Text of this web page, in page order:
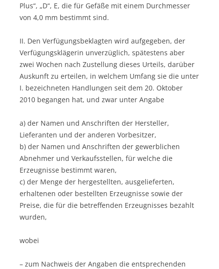
Plus“, „D“, E, die für Gefäße mit einem Durchmesser
von 4,0 mm bestimmt sind.
II. Den Verfügungsbeklagten wird aufgegeben, der
Verfügungsklägerin unverzüglich, spätestens aber
zwei Wochen nach Zustellung dieses Urteils, darüber
Auskunft zu erteilen, in welchem Umfang sie die unter
I. bezeichneten Handlungen seit dem 20. Oktober
2010 begangen hat, und zwar unter Angabe
a) der Namen und Anschriften der Hersteller,
Lieferanten und der anderen Vorbesitzer,
b) der Namen und Anschriften der gewerblichen
Abnehmer und Verkaufsstellen, für welche die
Erzeugnisse bestimmt waren,
c) der Menge der hergestellten, ausgelieferten,
erhaltenen oder bestellten Erzeugnisse sowie der
Preise, die für die betreffenden Erzeugnisses bezahlt
wurden,
wobei
– zum Nachweis der Angaben die entsprechenden